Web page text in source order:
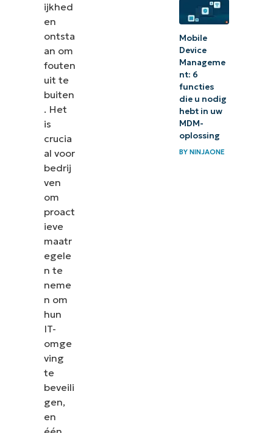
ijkhed
en
ontsta
an om
fouten
uit te
buiten
. Het
is
crucia
al voor
bedrij
ven
om
proact
ieve
maatr
egele
n te
neme
n om
hun
IT-
omge
ving
te
beveili
gen,
en
Mobile
Device
Manageme
nt: 6
functies
die u nodig
hebt in uw
MDM-
oplossing
BY NINJAONE